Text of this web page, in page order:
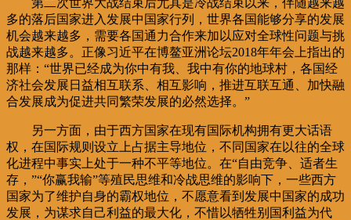
多的落后国家进入发展中国家行列，世界各国能够分享的发展
机会越来越多，需要各国通力合作来加以应对全球性问题与挑
战越来越多。正像习近平在博鳌亚洲论坛2018年年会上指出的
那样：“世界已经成为你中有我、我中有你的地球村，各国经
济社会发展日益相互联系、相互影响，推进互联互通、加快融
合发展成为促进共同繁荣发展的必然选择。”
另一方面，由于西方国家在现有国际机构拥有更大话语
权，在国际规则设立上占据主导地位，不同国家在以往的全球
化进程中事实上处于一种不平等地位。在“自由竞争、适者生
存，”“你赢我输”等殖民思维和冷战思维的影响下，一些西方
国家为了维护自身的霸权地位，不愿意看到发展中国家的成功
发展，为谋求自己利益的最大化，不惜以牺牲别国利益为代